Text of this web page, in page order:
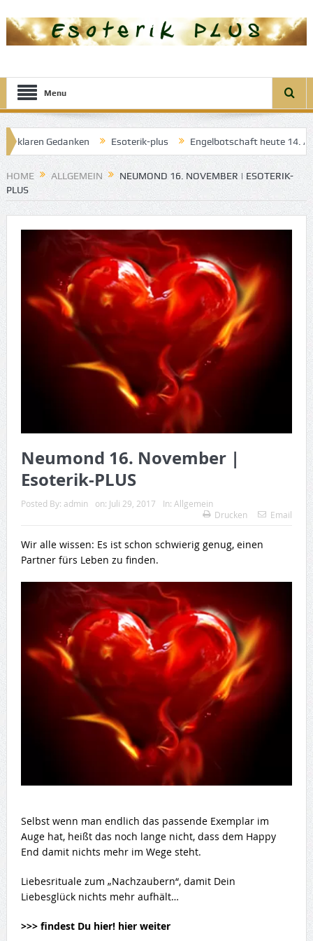
Menu
klaren Gedanken Esoterik-plus Engelbotschaft heute 14.
der guten Träume
HOME ALLGEMEIN
NEUMOND 16. NOVEMBER | ESOTERIK-
PLUS
Neumond 16. November |
Esoterik-PLUS
Posted By: admin on: Juli 29, 2017 In: Allgemein
Drucken
Email
Wir alle wissen: Es ist schon schwierig genug, einen
Partner fürs Leben zu finden.
Selbst wenn man endlich das passende Exemplar im
Auge hat, heißt das noch lange nicht, dass dem Happy
End damit nichts mehr im Wege steht.
Liebesrituale zum „Nachzaubern“, damit Dein
Liebesglück nichts mehr aufhält…
>>> findest Du hier! hier weiter